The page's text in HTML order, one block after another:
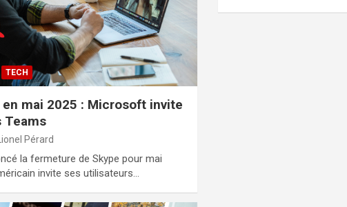
TECH
mai 2025 : Microsoft invite
Teams
Lionel Pérard
la fermeture de Skype pour mai
invite ses utilisateurs…